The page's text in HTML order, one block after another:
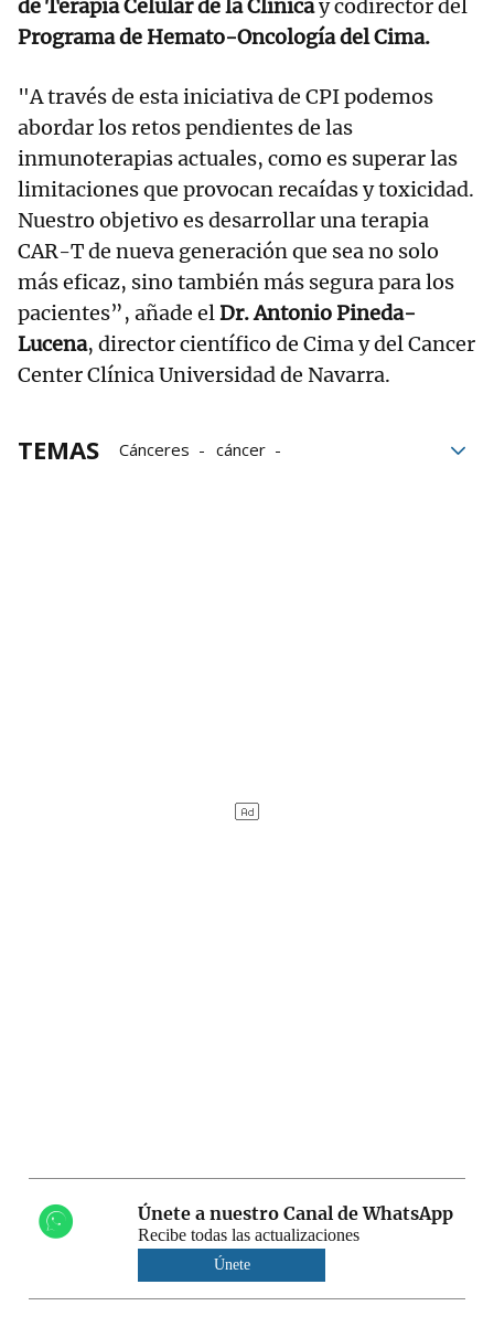
de Terapia Celular de la Clínicay codirector del
Programa de Hemato-Oncología del Cima.
"A través de esta iniciativa de CPI podemos
abordar los retos pendientes de las
inmunoterapias actuales, como es superar las
limitaciones que provocan recaídas y toxicidad.
Nuestro objetivo es desarrollar una terapia
CAR-T de nueva generación que sea no solo
más eficaz, sino también más segura para los
pacientes”, añade elDr. Antonio Pineda-
Lucena, director científico de Cima y del Cancer
Center Clínica Universidad de Navarra.
TEMAS Cánceres
cáncer
Únete a nuestro Canal de WhatsApp
Recibe todas las actualizaciones
Únete